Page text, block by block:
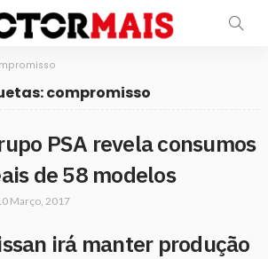
compromisso
PSA revela consumos
de 58 modelos
Março, 2017
irá manter produção